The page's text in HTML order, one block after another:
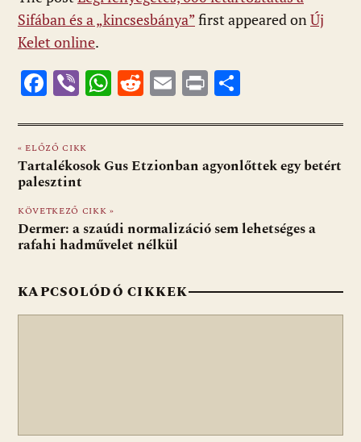
Sifában és a „kincsesbánya”first appeared onÚj
Kelet online.
F
e
b
o
o
k
Vi
er
W
at
s
p
p
R
d
di
E
ai
l
Pr
t za
m
« ELŐZŐ CIKK
Tartalékosok Gus Etzionban agyonlőttek egy betért
palesztint
KÖVETKEZŐ CIKK »
Dermer: a szaúdi normalizáció sem lehetséges a
rafahi hadművelet nélkül
KAPCSOLÓDÓ CIKKEK